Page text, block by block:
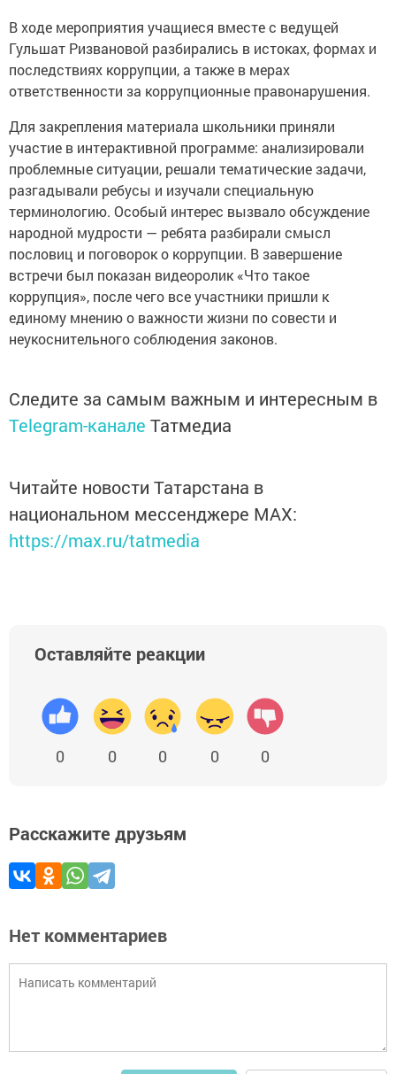
В ходе мероприятия учащиеся вместе с ведущей
Гульшат Ризвановой разбирались в истоках, формах и
последствиях коррупции, а также в мерах
ответственности за коррупционные правонарушения.
Для закрепления материала школьники приняли
участие в интерактивной программе: анализировали
проблемные ситуации, решали тематические задачи,
разгадывали ребусы и изучали специальную
терминологию. Особый интерес вызвало обсуждение
народной мудрости — ребята разбирали смысл
пословиц и поговорок о коррупции. В завершение
встречи был показан видеоролик «Что такое
коррупция», после чего все участники пришли к
единому мнению о важности жизни по совести и
неукоснительного соблюдения законов.
Следите за самым важным и интересным в
Telegram-канале Татмедиа
Читайте новости Татарстана в
национальном мессенджере MАХ:
https://max.ru/tatmedia
Оставляйте реакции
0 0 0 0 0
Расскажите друзьям
Нет комментариев